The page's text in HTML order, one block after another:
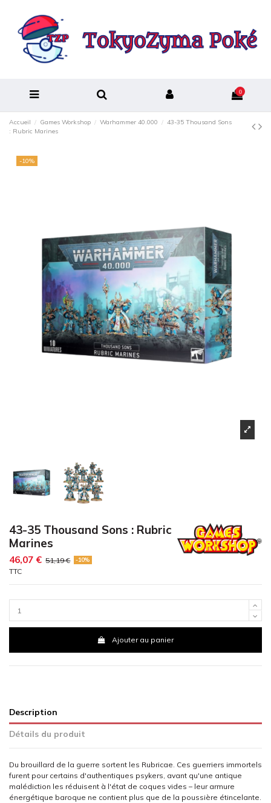
0
Accueil Games Workshop Warhammer 40.000
43-35 Thousand Sons
: Rubric Marines
-10%
43-35 Thousand Sons : Rubric
Marines
46,07 € 51,19 € -10%
TTC
Ajouter au panier
Description
Détails du produit
Du brouillard de la guerre sortent les Rubricae. Ces guerriers immortels
furent pour certains d'authentiques psykers, avant qu'une antique
malédiction les réduisent à l'état de coques vides – leur armure
énergétique baroque ne contient plus que de la poussière étincelante.